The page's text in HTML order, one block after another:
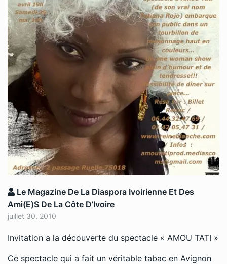
Le Magazine De La Diaspora Ivoirienne Et Des
Ami(e)s De La Côte D’Ivoire
juillet 30, 2010
Invitation a la découverte du spectacle « AMOU TATI »
Ce spectacle qui a fait un véritable tabac en Avignon